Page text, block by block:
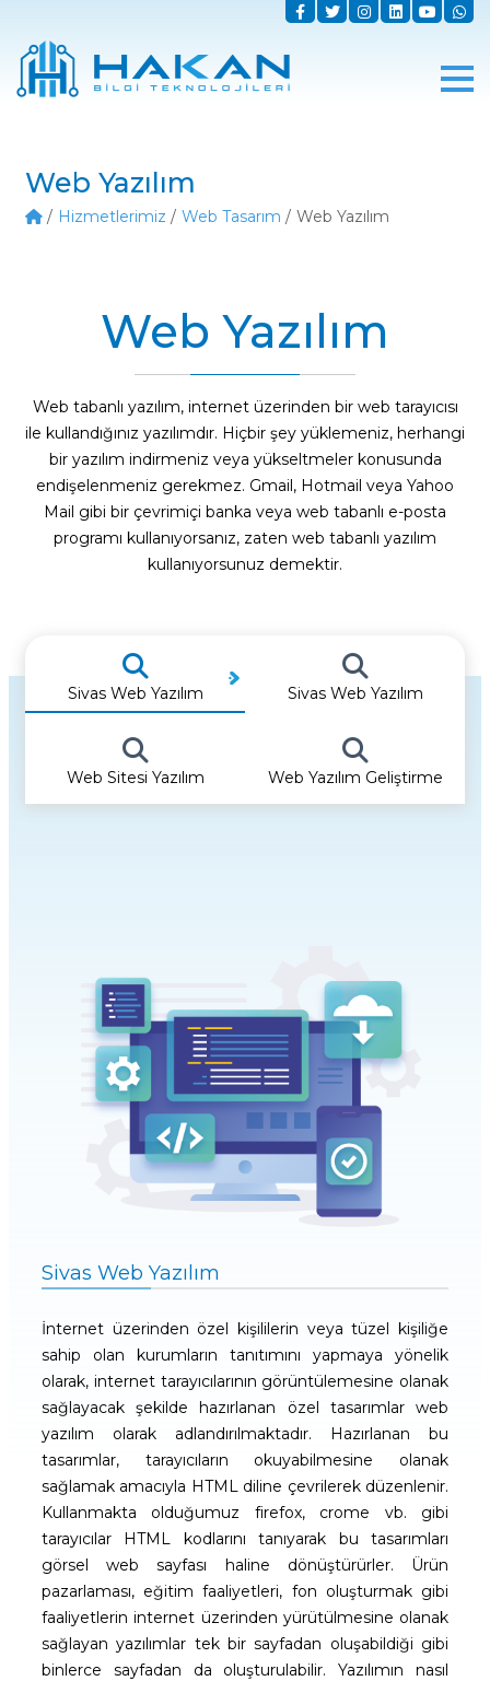
Web Yazılım
Hizmetlerimiz Web Tasarım Web Yazılım
Web Yazılım
Web tabanlı yazılım, internet üzerinden bir web tarayıcısı
ile kullandığınız yazılımdır. Hiçbir şey yüklemeniz, herhangi
bir yazılım indirmeniz veya yükseltmeler konusunda
endişelenmeniz gerekmez. Gmail, Hotmail veya Yahoo
Mail gibi bir çevrimiçi banka veya web tabanlı e-posta
programı kullanıyorsanız, zaten web tabanlı yazılım
kullanıyorsunuz demektir.
Sivas Web Yazılım Sivas Web Yazılım
Web Sitesi Yazılım Web Yazılım Geliştirme
Sivas Web Yazılım
İnternet üzerinden özel kişililerin veya tüzel kişiliğe
sahip olan kurumların tanıtımını yapmaya yönelik
olarak, internet tarayıcılarının görüntülemesine olanak
sağlayacak şekilde hazırlanan özel tasarımlar web
yazılım olarak adlandırılmaktadır. Hazırlanan bu
tasarımlar, tarayıcıların okuyabilmesine olanak
sağlamak amacıyla HTML diline çevrilerek düzenlenir.
Kullanmakta olduğumuz firefox, crome vb. gibi
tarayıcılar HTML kodlarını tanıyarak bu tasarımları
görsel web sayfası haline dönüştürürler. Ürün
pazarlaması, eğitim faaliyetleri, fon oluşturmak gibi
faaliyetlerin internet üzerinden yürütülmesine olanak
sağlayan yazılımlar tek bir sayfadan oluşabildiği gibi
binlerce sayfadan da oluşturulabilir. Yazılımın nasıl